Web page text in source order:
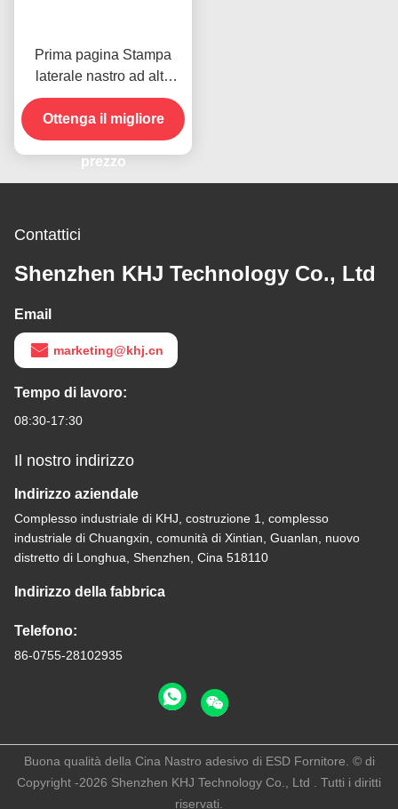
Prima pagina Stampa
laterale nastro ad alta
temperatura per il
prodotto in magazzino
Ottenga il migliore
prezzo
Contattici
Shenzhen KHJ Technology Co., Ltd
Email
marketing@khj.cn
Tempo di lavoro:
08:30-17:30
Il nostro indirizzo
Indirizzo aziendale
Complesso industriale di KHJ, costruzione 1, complesso
industriale di Chuangxin, comunità di Xintian, Guanlan, nuovo
distretto di Longhua, Shenzhen, Cina 518110
Indirizzo della fabbrica
Telefono:
86-0755-28102935
Buona qualità della Cina Nastro adesivo di ESD Fornitore. © di
Copyright -2026 Shenzhen KHJ Technology Co., Ltd . Tutti i diritti
riservati.